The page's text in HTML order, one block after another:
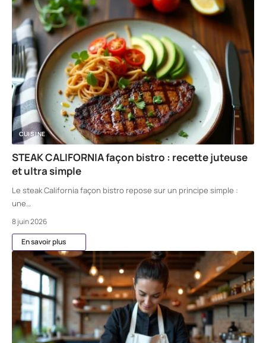
CUISINE
STEAK CALIFORNIA façon bistro : recette juteuse
et ultra simple
Le steak California façon bistro repose sur un principe simple :
une…
8 juin 2026
En savoir plus